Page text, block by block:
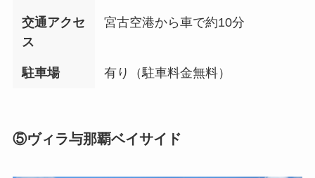
交通アクセ
ス
宮古空港から車で約10分
駐車場 有り（駐車料金無料）
⑤ヴィラ与那覇ベイサイド